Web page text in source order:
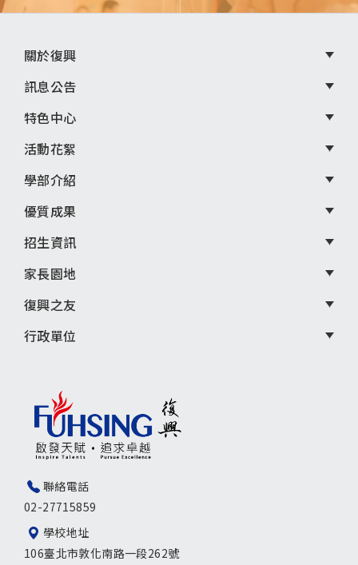
聯絡電話
02-27715859
學校地址
106臺北市敦化南路一段262號
頁
尾
選
單
關於復興
訊息公告
特色中心
活動花絮
學部介紹
優質成果
招生資訊
家長園地
復興之友
行政單位